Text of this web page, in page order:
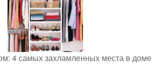
4 самых захламленных места в доме